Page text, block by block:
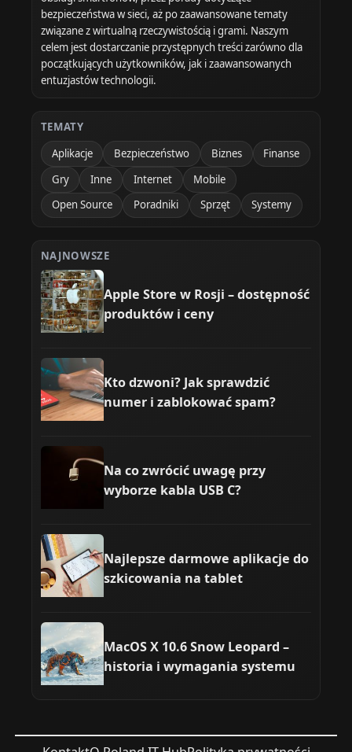
bezpieczeństwa w sieci, aż po zaawansowane tematy
związane z wirtualną rzeczywistością i grami. Naszym
celem jest dostarczanie przystępnych treści zarówno dla
początkujących użytkowników, jak i zaawansowanych
entuzjastów technologii.
TEMATY
Aplikacje
Bezpieczeństwo Biznes
Finanse
Gry
Inne Internet
Mobile
Open Source
Poradniki Sprzęt Systemy
NAJNOWSZE
Apple Store w Rosji – dostępność
produktów i ceny
Kto dzwoni? Jak sprawdzić
numer i zablokować spam?
Na co zwrócić uwagę przy
wyborze kabla USB C?
Najlepsze darmowe aplikacje do
szkicowania na tablet
MacOS X 10.6 Snow Leopard –
historia i wymagania systemu